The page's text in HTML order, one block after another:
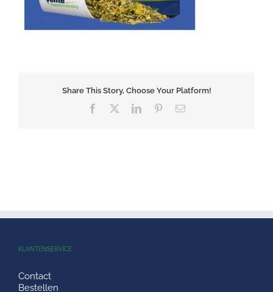
Share This Story, Choose Your Platform!
Facebook LinkedInPinterest
E-
KLANTENSERVICE
Contact
Bestellen